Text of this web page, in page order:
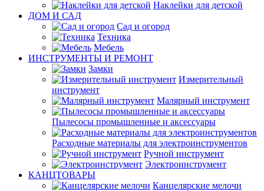
Наклейки для детской
ДОМ И САД
Сад и огород
Техника
Мебель
ИНСТРУМЕНТЫ И РЕМОНТ
Замки
Измерительный
инструмент
Малярный инструмент
Пылесосы промышленные и аксессуары
Расходные материалы для электроинструментов
Ручной инструмент
Электроинструмент
КАНЦТОВАРЫ
Канцелярские мелочи